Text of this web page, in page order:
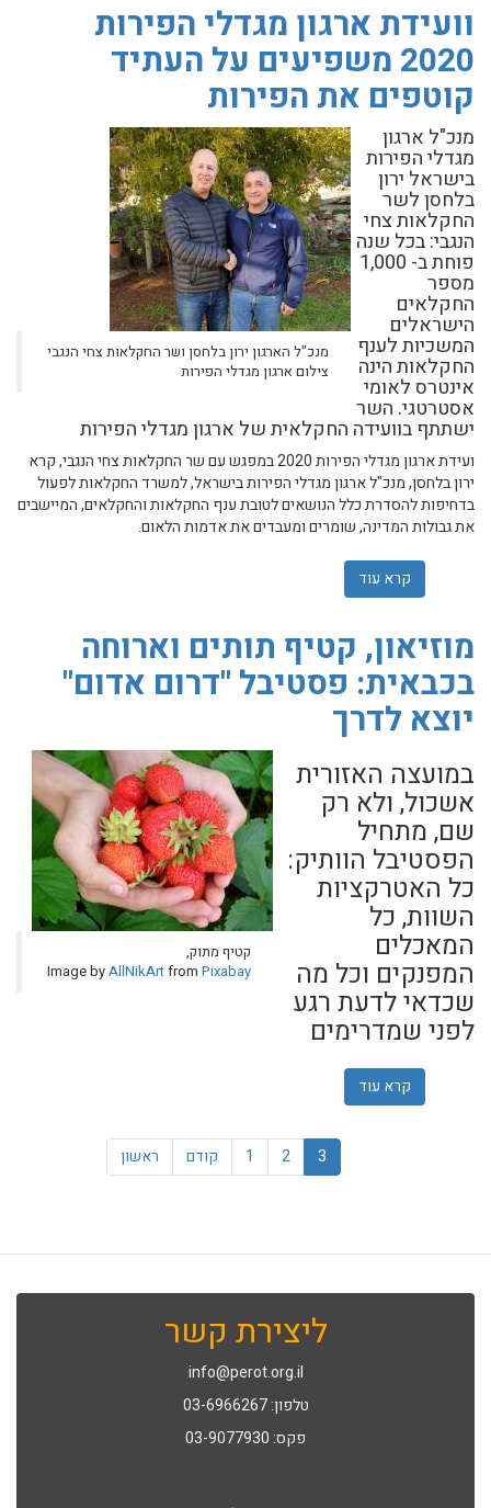
וועידת ארגון מגדלי הפירות
2020 משפיעים על העתיד
קוטפים את הפירות
מנכ"ל הארגון ירון בלחסן ושר החקלאות צחי הנגבי
צילום ארגון מגדלי הפירות
מנכ"ל ארגון
מגדלי הפירות
בישראל ירון
בלחסן לשר
החקלאות צחי
הנגבי: בכל שנה
פוחת ב- 1,000
מספר
החקלאים
הישראלים
המשכיות לענף
החקלאות הינה
אינטרס לאומי
אסטרטגי. השר
ישתתף בוועידה החקלאית של ארגון מגדלי הפירות
ועידת ארגון מגדלי הפירות 2020 במפגש עם שר החקלאות צחי הנגבי, קרא
ירון בלחסן, מנכ"ל ארגון מגדלי הפירות בישראל, למשרד החקלאות לפעול
בדחיפות להסדרת כלל הנושאים לטובת ענף החקלאות והחקלאים, המיישבים
את גבולות המדינה, שומרים ומעבדים את אדמות הלאום.
קרא עוד
מוזיאון, קטיף תותים וארוחה
בכבאית: פסטיבל "דרום אדום"
יוצא לדרך
קטיף מתוק,
Image byAllNikArtfrom Pixabay
במועצה האזורית
אשכול, ולא רק
שם, מתחיל
הפסטיבל הוותיק:
כל האטרקציות
השוות, כל
המאכלים
המפנקים וכל מה
שכדאי לדעת רגע
לפני שמדרימים
קרא עוד
ראשון קודם 1 2 3
ליצירת קשר
info@perot.org.il
טלפון: 03-6966267
פקס: 03-9077930